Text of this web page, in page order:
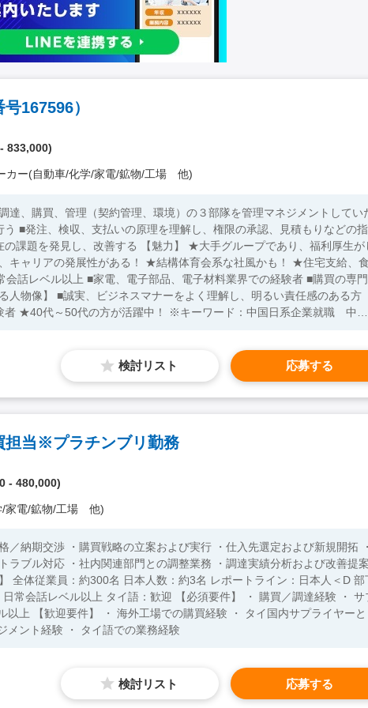
167596）
833,000)
カー(自動車/化学/家電/鉱物/工場 他)
達、購買、管理（契約管理、環境）の３部隊を管理マネジメントしてい
■発注、検収、支払いの原理を理解し、権限の承認、見積もりなどの指
魅力】 ★大手グループであり、福利厚生がし
キャリアの発展性がある！ ★結構体育会系な社風かも！ ★住宅支給、
中国
検討リスト 応募する
担当※プラチンブリ勤務
- 480,000)
/家電/鉱物/工場 他)
／納期交渉 ・購買戦略の立案および実行 ・仕入先選定および新規開拓
ラブル対応 ・社内関連部門との調整業務 ・調達実績分析および改善提
ライヤーと
メント経験 ・ タイ語での業務経験
検討リスト 応募する